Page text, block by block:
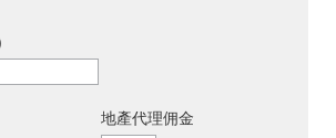
地產代理佣金